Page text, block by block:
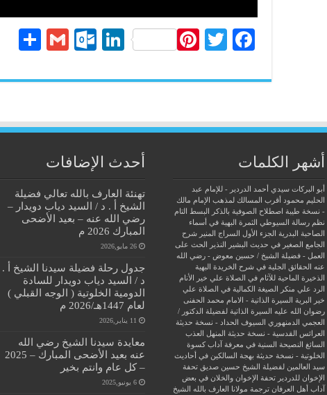
Fa
bo
T
tte
er
t
Li
ed
O
lo
.c
o
m
G
ail
re
أشهر الكلمات
أبو البركات سيدي أحمد الدردير - للإمام عبد
الحليم محمود
أقرب المسالك لمذهب الإمام مالك
- نسخة طيبة اصطلاح الصوفية بالذكر
البسط التام
نظم رسالة السيوطي
الثمرة البهية في أسماء
الصاحبة البدرية
الجزء الأول السراج المنير شرح
الجامع الصغير في حديث البشير النذير
الحث على
العمل - فضيلة الشيخ / حسين معوض - رضي الله
عنه
الحقائق الجلية في شرح الخريدة البهية
الذخيرة الماحية للآثام في الصلاة علي خير الأنام
الرد علي منكر الصيغة الكمالية في الصلاة علي
خير البرية
السيرة الذاتية - الامام محمد الحفنى
رضوان الله عليه
السيرة الذاتية لفضيلة الدكتور /
العجمي الدمنهوري
السيوف الحداد - نسخة حديثة
العرائس القدسية - نسخة حديثة
المنهل العذب
السائغ
النصيحة السنية في معرفة آداب كسوة
الخلوتية - نسخة حديثة بهجة السالكين في أحاديث
سيد العالمين لفضيلة الشيخ حسين صديق
تحفة
الإخوان للدردير تحفة الإخوان والخلان في بعض
آداب أهل العرفان ترجمة مولانا العارف بالله الشيخ
أحدث الإضافات
تهنئة العارف بالله تعالي فضيلة
الشيخ أ . د / السيد دياب دويدار –
رضي الله عنه – بعيد الأضحى
المبارك 2026 م
26 مايو,2026
جدول رحلة فضيلة سيدنا الشيخ أ .
د / السيد دياب دويدار للسادة
الدومية الخلوتية ( الوجه القبلي )
لعام 1447هـ/2026 م
11 يناير,2026
معايدة سيدنا الشيخ رضي الله
عنه بعيد الأضحى المبارك – 2025
– كل عام وانتم بخير
6 يونيو,2025